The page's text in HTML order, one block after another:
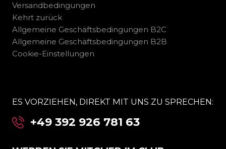
Versandbedingungen
Kehrt zurück
Allgemeine Geschäftsbedingungen B2C
Allgemeine Geschäftsbedingungen B2B
Cookie-Einstellungen
ES VORZIEHEN, DIREKT MIT UNS ZU SPRECHEN:
+49 392 926 781 63